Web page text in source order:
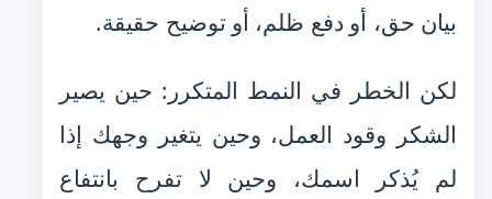
بيان حق، أو دفع ظلم، أو توضيح حقيقة.
لكن الخطر في النمط المتكرر: حين يصير
الشكر وقود العمل، وحين يتغير وجهك إذا
لم يُذكر اسمك، وحين لا تفرح بانتفاع